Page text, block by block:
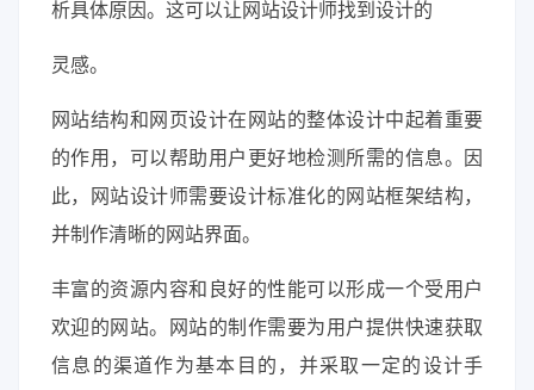
析具体原因。这可以让网站设计师找到设计的
灵感。
网站结构和网页设计在网站的整体设计中起着重要
的作用，可以帮助用户更好地检测所需的信息。因
此，网站设计师需要设计标准化的网站框架结构，
并制作清晰的网站界面。
丰富的资源内容和良好的性能可以形成一个受用户
欢迎的网站。网站的制作需要为用户提供快速获取
信息的渠道作为基本目的，并采取一定的设计手